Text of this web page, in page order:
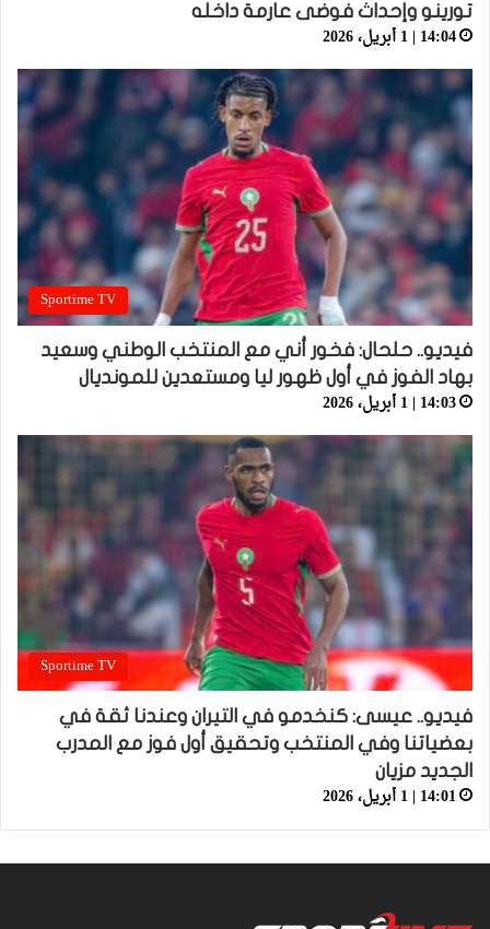
تورينو وإحداث فوضى عارمة داخله
14:04 | 1 أبريل، 2026
Sportime TV
فيديو.. حلحال: فخور أني مع المنتخب الوطني وسعيد
بهاد الفوز في أول ظهور ليا ومستعدين للمونديال
14:03 | 1 أبريل، 2026
Sportime TV
فيديو.. عيسى: كنخدمو في التيران وعندنا ثقة في
بعضياتنا وفي المنتخب وتحقيق أول فوز مع المدرب
الجديد مزيان
14:01 | 1 أبريل، 2026